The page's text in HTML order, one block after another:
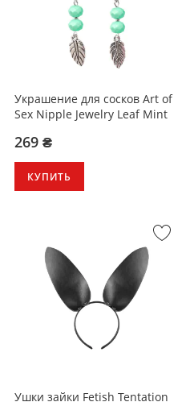
Украшение для сосков Art of
Sex Nipple Jewelry Leaf Mint
269 ₴
КУПИТЬ
Ушки зайки Fetish Tentation